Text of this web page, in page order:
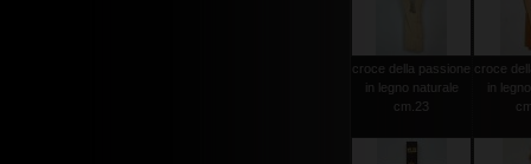
croce della passione
in legno naturale
cm.23
croce
in